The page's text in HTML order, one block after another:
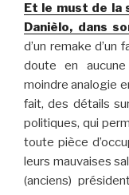
Et le must de la
Danièlo, dans
d’un remake d’un
doute en
moindre analogie
fait, des détails
politiques, qui
toute pièce
leurs mauvaises
(anciens)